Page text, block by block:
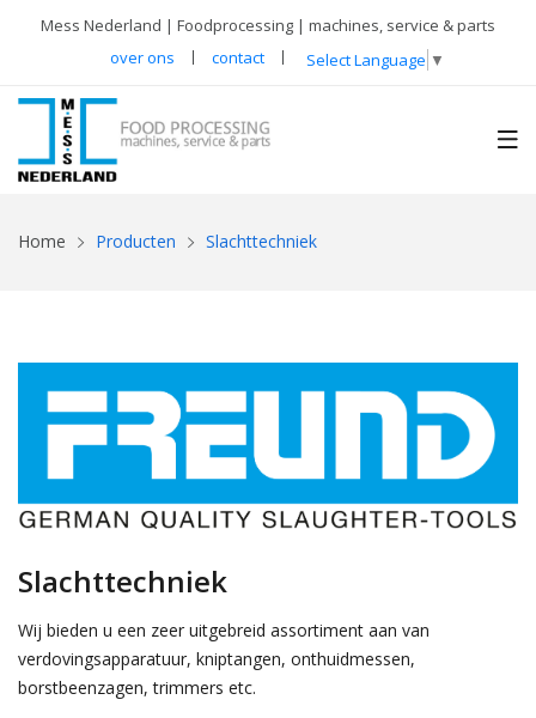
Mess Nederland | Foodprocessing | machines, service & parts
over ons
contact Select Language ▼
Home Producten Slachttechniek
Slachttechniek
Wij bieden u een zeer uitgebreid assortiment aan van
verdovingsapparatuur, kniptangen, onthuidmessen,
borstbeenzagen, trimmers etc.